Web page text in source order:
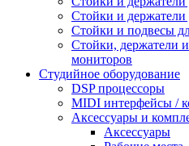
Стойки и держатели
Стойки и подвесы
Стойки, держатели
мониторов
Студийное оборудование
DSP процессоры
MIDI интерфейсы /
Аксессуары и
Аксессуары